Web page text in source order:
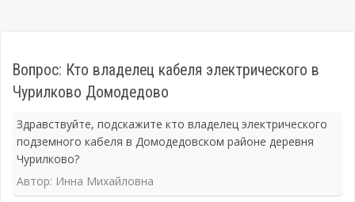
Вопрос: Кто владелец кабеля электрического в
Чурилково Домодедово
Здравствуйте, подскажите кто владелец электрического
подземного кабеля в Домодедовском районе деревня
Чурилково?
Автор: Инна Михайловна